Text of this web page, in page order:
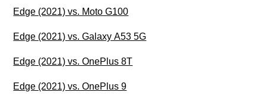
Edge (2021) vs. Moto G100
Edge (2021) vs. Galaxy A53 5G
Edge (2021) vs. OnePlus 8T
Edge (2021) vs. OnePlus 9